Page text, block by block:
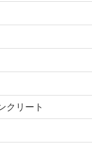
クリート